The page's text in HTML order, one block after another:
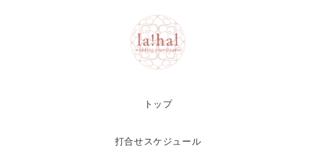
トップ
打合せスケジュール